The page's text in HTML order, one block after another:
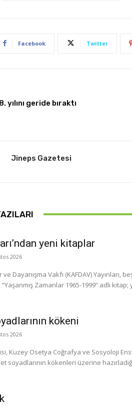
Facebook Twitter
geride bıraktı
Jineps Gazetesi
yeni kitaplar
2026
Dayanışma Vakfı (KAFDAV)
Zamanlar 1965-1999” adlı kitap;
kökeni
2026
Kuzey Osetya Coğrafya ve Sosyoloji
soyadlarının kökenleri üzerine hazırladığı